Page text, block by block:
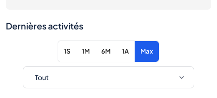
Dernières activités
1S 1M 6M 1A Max